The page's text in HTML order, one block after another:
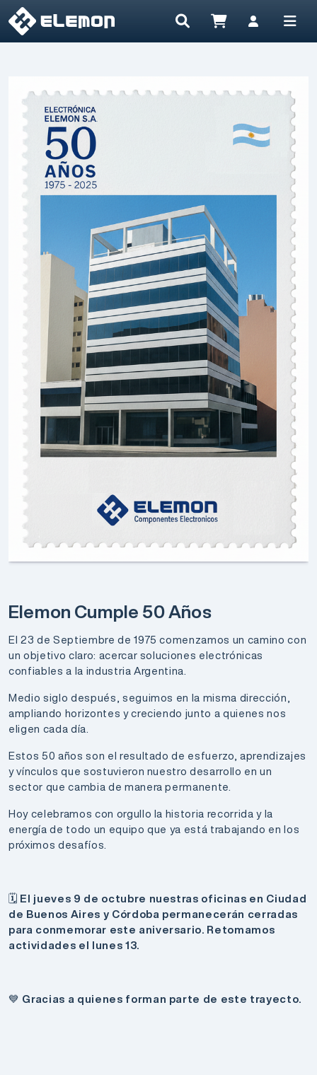
Elemon Cumple 50 Años
El 23 de Septiembre de 1975 comenzamos un camino con
un objetivo claro: acercar soluciones electrónicas
confiables a la industria Argentina.
Medio siglo después, seguimos en la misma dirección,
ampliando horizontes y creciendo junto a quienes nos
eligen cada día.
Estos 50 años son el resultado de esfuerzo, aprendizajes
y vínculos que sostuvieron nuestro desarrollo en un
sector que cambia de manera permanente.
Hoy celebramos con orgullo la historia recorrida y la
energía de todo un equipo que ya está trabajando en los
próximos desafíos.
🗓 El jueves 9 de octubre nuestras oficinas en Ciudad
de Buenos Aires y Córdoba permanecerán cerradas
para conmemorar este aniversario. Retomamos
actividades el lunes 13.
💙 Gracias a quienes forman parte de este trayecto.